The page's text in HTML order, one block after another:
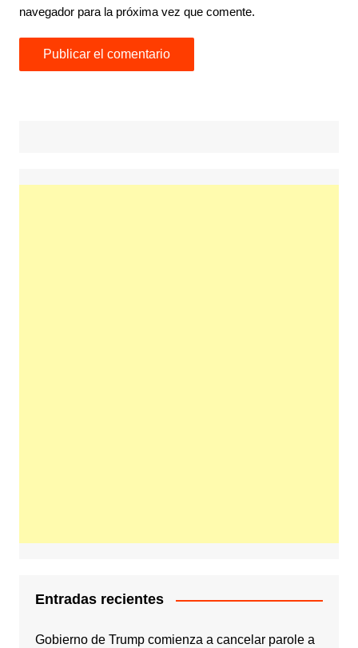
navegador para la próxima vez que comente.
Entradas recientes
Gobierno de Trump comienza a cancelar parole a